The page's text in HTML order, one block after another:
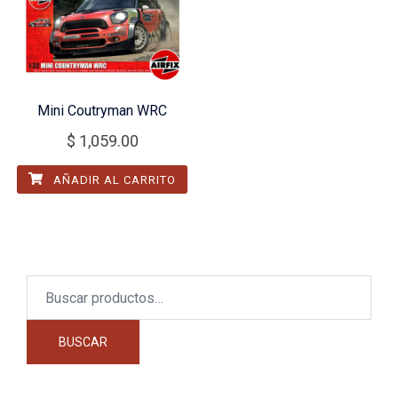
Mini Coutryman WRC
$ 1,059.00
AÑADIR AL CARRITO
BUSCAR